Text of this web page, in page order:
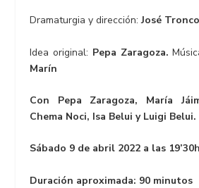
Dramaturgia y dirección: José
Idea original: Pepa Zaragoza.
Marín
Con Pepa Zaragoza, María
Chema Noci, Isa Belui y Luigi Belui.
Sábado 9 de abril 2022 a las
Duración aproximada: 90 minutos